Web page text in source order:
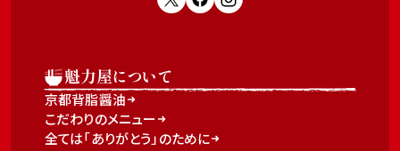
魁力屋について
京都背脂醤油
こだわりのメニュー
全ては「ありがとう」のために